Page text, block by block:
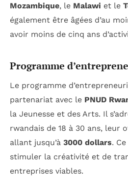
Mozambique, le Malawi et le
également être âgées d’au
avoir moins de cinq ans
Programme
Le programme
partenariat avec le PNUD
la Jeunesse et des Arts. Il
rwandais de 18 à 30 ans, leur
allant jusqu’à 3000 dollars.
stimuler la créativité et de
entreprises viables.